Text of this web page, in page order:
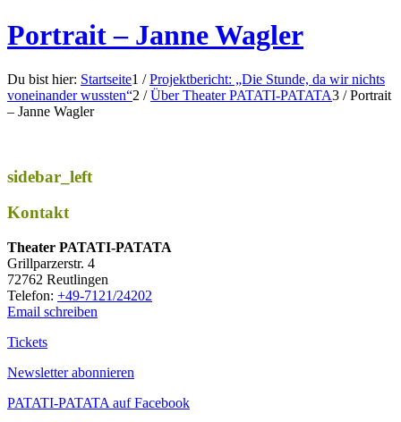
Portrait – Janne Wagler
Du bist hier: Startseite1 / Projektbericht: „Die Stunde, da wir nichts
voneinander wussten“2 / Über Theater PATATI-PATATA3 / Portrait
– Janne Wagler
sidebar_left
Kontakt
Thea­ter PATATI-PATATA
Grill­par­zer­str. 4
72762 Reutlingen
Tele­fon: +49-7121/24202
Email schreiben
Tickets
Newsletter abonnieren
PATATI-PATATA auf Facebook